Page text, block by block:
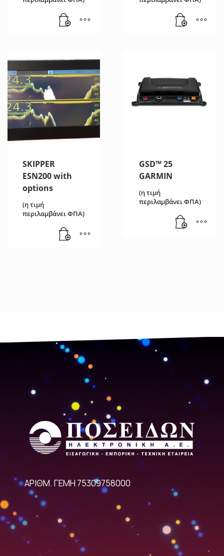
SKIPPER
ESN200 with
options
(η τιμή
περιλαμβάνει ΦΠΑ)
GSD™ 25
GARMIN
(η τιμή
περιλαμβάνει ΦΠΑ)
ΑΡΙΘΜ. ΓΕΜΗ 75309758000